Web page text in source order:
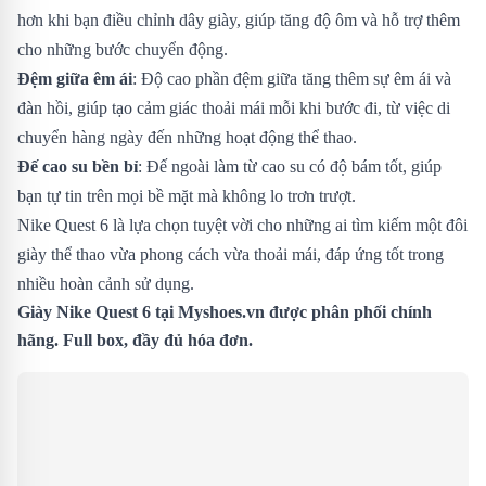
hơn khi bạn điều chỉnh dây giày, giúp tăng độ ôm và hỗ trợ thêm
cho những bước chuyển động.
Đệm giữa êm ái: Độ cao phần đệm giữa tăng thêm sự êm ái và
đàn hồi, giúp tạo cảm giác thoải mái mỗi khi bước đi, từ việc di
chuyển hàng ngày đến những hoạt động thể thao.
Đế cao su bền bỉ: Đế ngoài làm từ cao su có độ bám tốt, giúp
bạn tự tin trên mọi bề mặt mà không lo trơn trượt.
Nike Quest 6 là lựa chọn tuyệt vời cho những ai tìm kiếm một đôi
giày thể thao vừa phong cách vừa thoải mái, đáp ứng tốt trong
nhiều hoàn cảnh sử dụng.
Giày Nike Quest 6 tại Myshoes.vn được phân phối chính
hãng. Full box, đầy đủ hóa đơn.